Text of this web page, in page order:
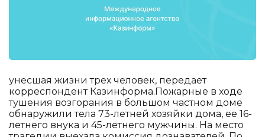
унесшая жизни трех человек, передает
корреспондент Казинформа.Пожарные в ходе
тушения возгорания в большом частном доме
обнаружили тела 73-летней хозяйки дома, ее 16-
летнего внука и 45-летнего мужчины. На место